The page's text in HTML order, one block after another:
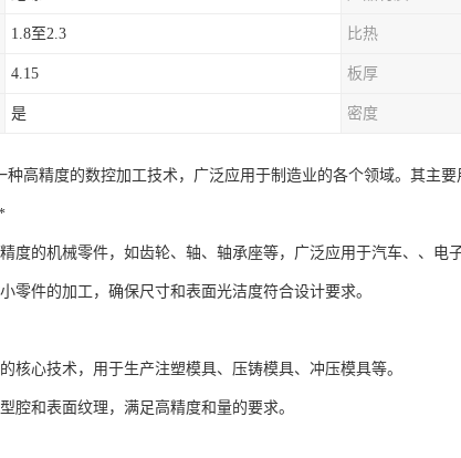
1.8至2.3 比热
4.15 板厚
是 密度
种高精度的数控加工技术，广泛应用于制造业的各个领域。其主
度的机械零件，如齿轮、轴、轴承座等，广泛应用于汽车、、电
零件的加工，确保尺寸和表面光洁度符合设计要求。
核心技术，用于生产注塑模具、压铸模具、冲压模具等。
腔和表面纹理，满足高精度和量的要求。